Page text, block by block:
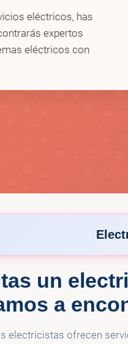
eléctricos, has
expertos
eléctricos con
Electric LLC
un
a
electricistas ofrecen